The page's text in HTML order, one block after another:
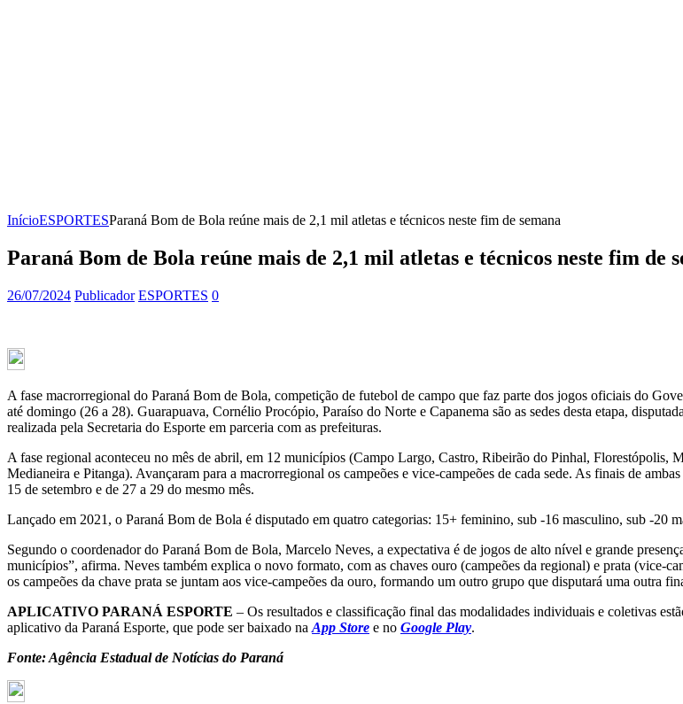
InícioESPORTESParaná Bom de Bola reúne mais de 2,1 mil atletas e técnicos neste fim de semana
Paraná Bom de Bola reúne mais de 2,1 mil atletas e técnicos neste fim de
26/07/2024 Publicador ESPORTES 0
A fase macrorregional do Paraná Bom de Bola, competição de futebol de campo que faz parte dos jogos oficiais do
até domingo (26 a 28). Guarapuava, Cornélio Procópio, Paraíso do Norte e Capanema são as sedes desta etapa,
realizada pela Secretaria do Esporte em parceria com as prefeituras.
A fase regional aconteceu no mês de abril, em 12 municípios (Campo Largo, Castro, Ribeirão do Pinhal, Florestópolis,
Medianeira e Pitanga). Avançaram para a macrorregional os campeões e vice-campeões de cada sede. As finais de
15 de setembro e de 27 a 29 do mesmo mês.
Lançado em 2021, o Paraná Bom de Bola é disputado em quatro categorias: 15+ feminino, sub -16 masculino, sub -20
Segundo o coordenador do Paraná Bom de Bola, Marcelo Neves, a expectativa é de jogos de alto nível e grande
municípios”, afirma. Neves também explica o novo formato, com as chaves ouro (campeões da regional) e prata (vice-
os campeões da chave prata se juntam aos vice-campeões da ouro, formando um outro grupo que disputará uma outra
APLICATIVO PARANÁ ESPORTE – Os resultados e classificação final das modalidades individuais e coletivas
aplicativo da Paraná Esporte, que pode ser baixado na App Store e no Google Play.
Fonte: Agência Estadual de Notícias do Paraná